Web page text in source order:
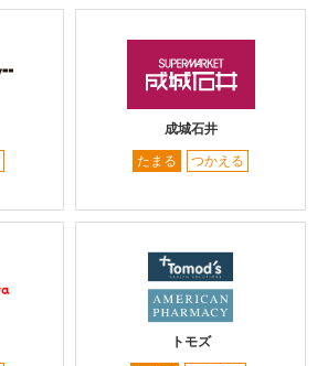
成城石井
たまる つかえる
トモズ